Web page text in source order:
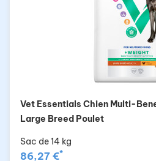
Vet Essentials Chien Multi-
Large Breed Poulet
Sac de 14 kg
86,27 €*